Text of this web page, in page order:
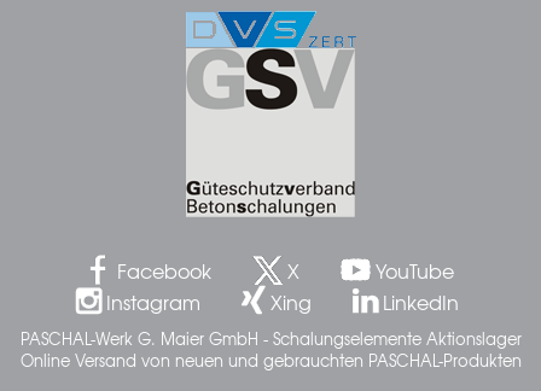
Facebook X
YouTube
Instagram
Xing LinkedIn
PASCHAL-Werk G. Maier GmbH - Schalungselemente Aktionslager
Online Versand von neuen und gebrauchten PASCHAL-Produkten